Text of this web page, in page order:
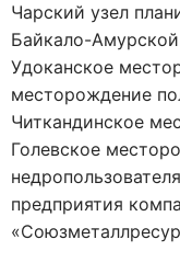
Чарский узел
Байкало-Амурской
Удоканское
месторождение
Читкандинское
Голевское
предприятия